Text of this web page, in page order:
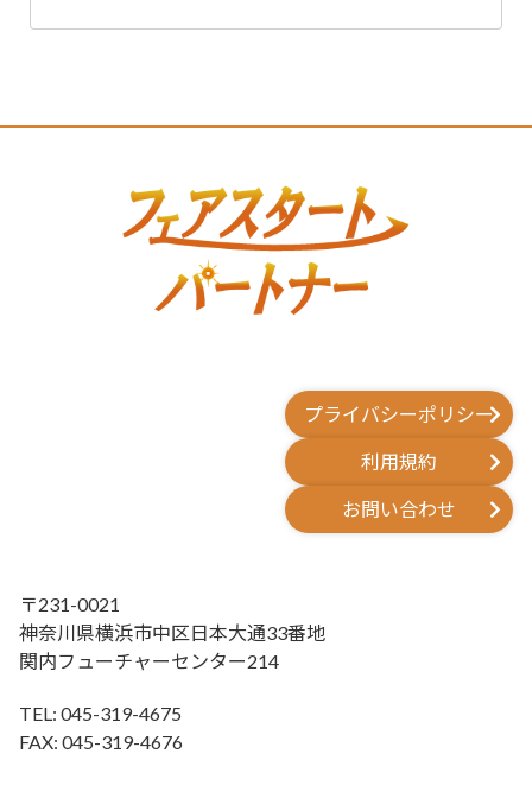
プライバシーポリシー
利用規約
お問い合わせ
〒231-0021
神奈川県横浜市中区日本大通33番地
関内フューチャーセンター214
TEL: 045-319-4675
FAX: 045-319-4676